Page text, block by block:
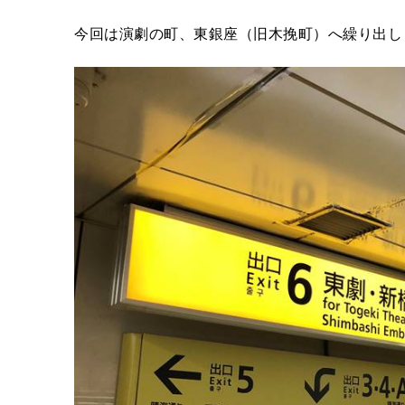
今回は演劇の町、東銀座（旧木挽町）へ繰り出